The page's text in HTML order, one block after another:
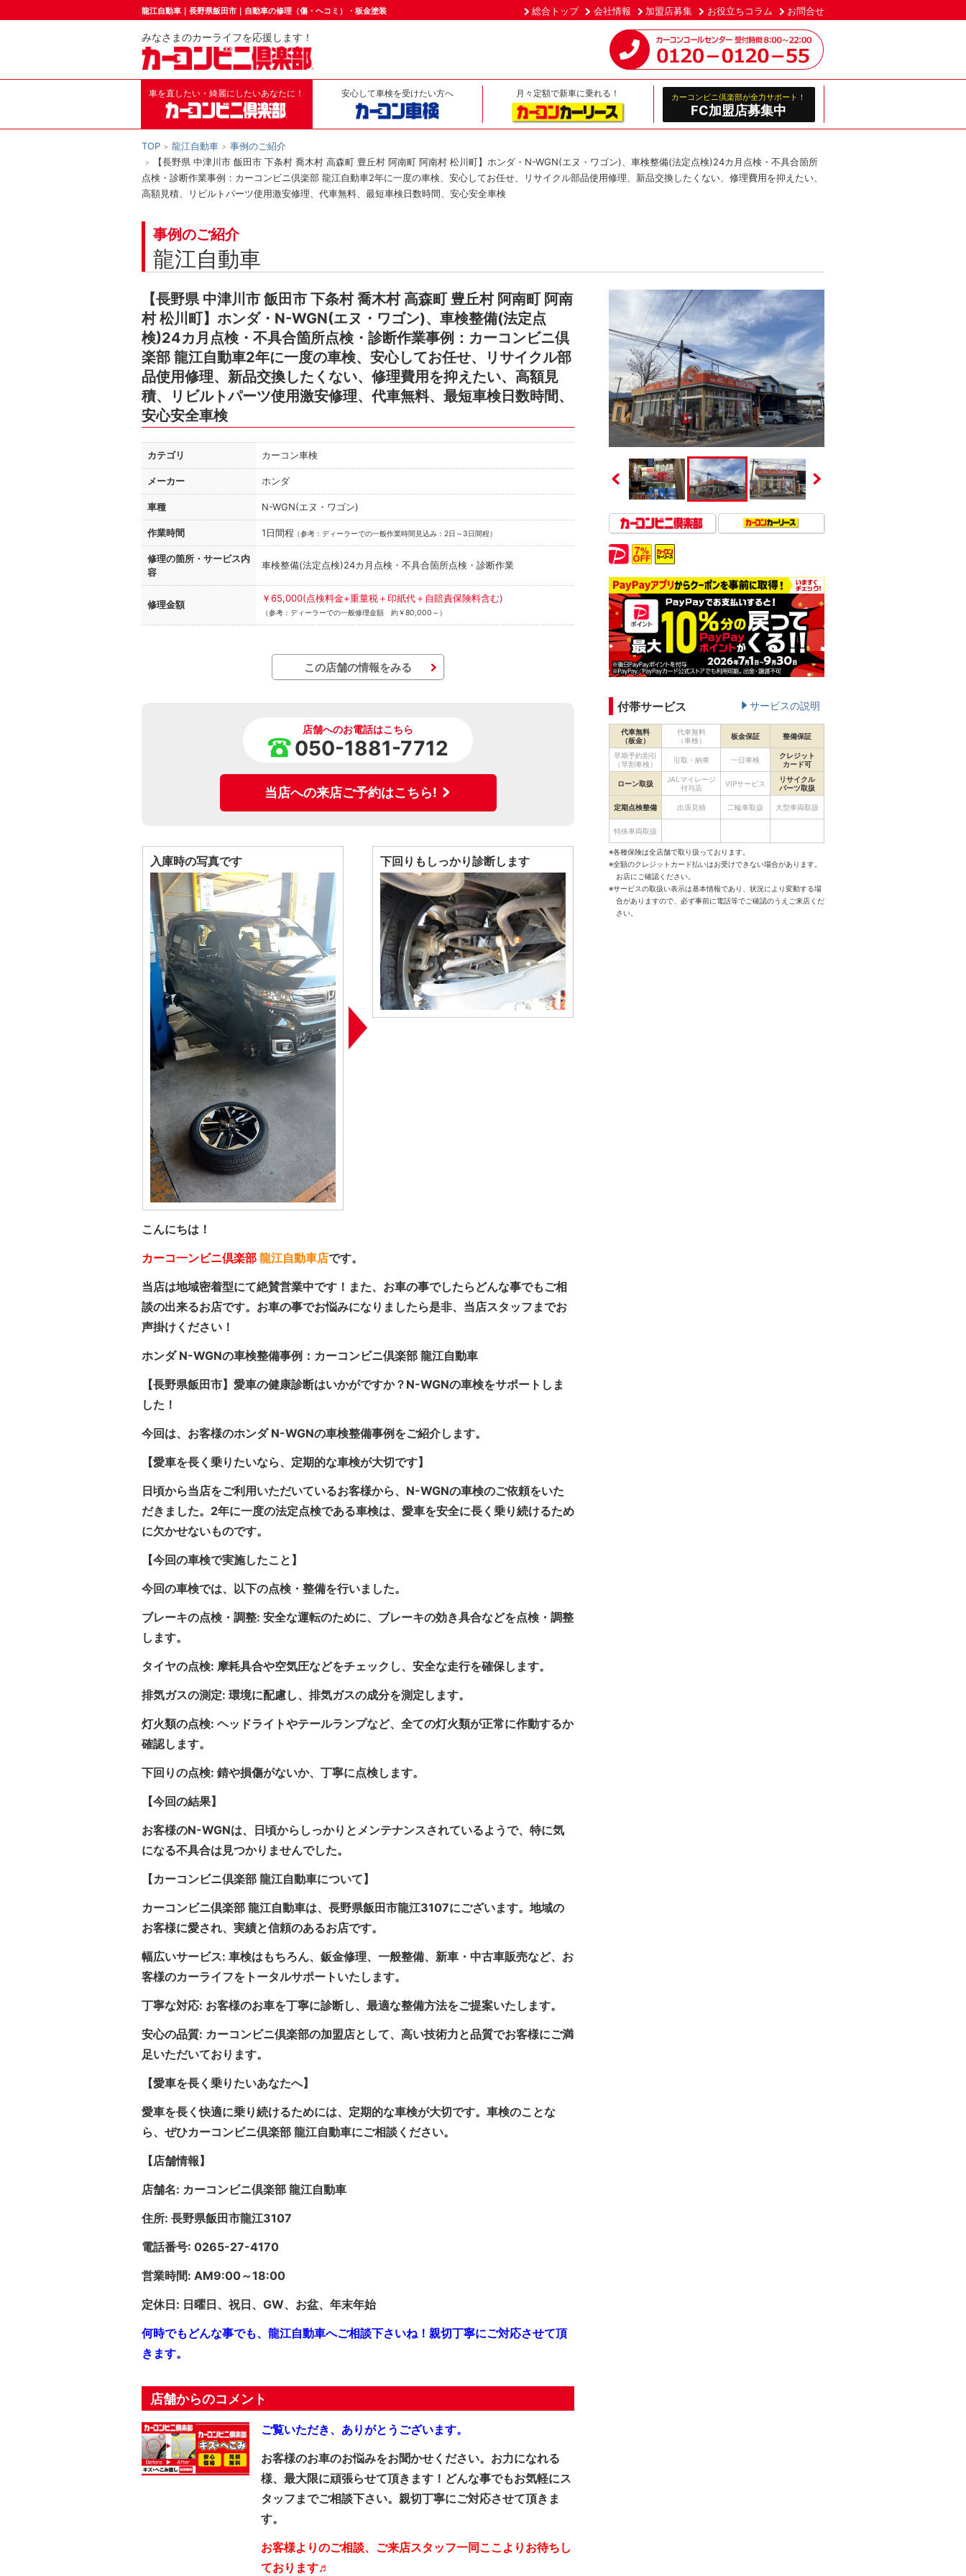
龍江自動車｜長野県飯田市｜自動車の修理（傷・ヘコミ）・板金塗装 総合トップ 会社情報 加盟店募集 お役立ちコラム お問合せ
みなさまのカーライフを応援します！
車を直したい・綺麗にしたいあなたに！ 安心して車検を受けたい方へ 月々定額で新車に乗れる！ カーコンビニ倶楽部が全力サポート！
FC加盟店募集中
TOP 龍江自動車
事例のご紹介
【長野県 中津川市 飯田市 下条村 喬木村 高森町 豊丘村 阿南町 阿南村 松川町】ホンダ・N-WGN(エヌ・ワゴン)、車検整備(法定点検)24カ月点検・不具合箇所
点検・診断作業事例：カーコンビニ倶楽部 龍江自動車2年に一度の車検、安心してお任せ、リサイクル部品使用修理、新品交換したくない、修理費用を抑えたい、
高額見積、リビルトパーツ使用激安修理、代車無料、最短車検日数時間、安心安全車検
事例のご紹介
龍江自動車
【長野県 中津川市 飯田市 下条村 喬木村 高森町 豊丘村 阿南町 阿南
村 松川町】ホンダ・N-WGN(エヌ・ワゴン)、車検整備(法定点
検)24カ月点検・不具合箇所点検・診断作業事例：カーコンビニ倶
楽部 龍江自動車2年に一度の車検、安心してお任せ、リサイクル部
品使用修理、新品交換したくない、修理費用を抑えたい、高額見
積、リビルトパーツ使用激安修理、代車無料、最短車検日数時間、
安心安全車検
カテゴリ カーコン車検
メーカー ホンダ
車種 N-WGN(エヌ・ワゴン)
作業時間 1日間程（参考：ディーラーでの一般作業時間見込み：2日～3日間程）
修理の箇所・ サービス内
容
車検整備(法定点検)24カ月点検・不具合箇所点検・診断作業
修理金額
￥65,000(点検料金+重量税＋印紙代＋自賠責保険料含む)
（参考：ディーラーでの一般修理金額 約￥80,000～）
この店舗の情報をみる
店舗へのお電話はこちら
050-1881-7712
当店への来店ご予約はこちら!
入庫時の写真です 下回りもしっかり診断します
こんにちは！
カーコ一ンビニ倶楽部 龍江自動車店です。
当店は地域密着型にて絶賛営業中です！また、お車の事でしたらどんな事でもご相
談の出来るお店です。お車の事でお悩みになりましたら是非、当店スタッフまでお
声掛けください！
ホンダ N-WGNの車検整備事例：カーコンビニ倶楽部 龍江自動車
【長野県飯田市】愛車の健康診断はいかがですか？N-WGNの車検をサポートしま
した！
今回は、お客様のホンダ N-WGNの車検整備事例をご紹介します。
【愛車を長く乗りたいなら、定期的な車検が大切です】
日頃から当店をご利用いただいているお客様から、N-WGNの車検のご依頼をいた
だきました。2年に一度の法定点検である車検は、愛車を安全に長く乗り続けるため
に欠かせないものです。
【今回の車検で実施したこと】
今回の車検では、以下の点検・整備を行いました。
ブレーキの点検・調整: 安全な運転のために、ブレーキの効き具合などを点検・調整
します。
タイヤの点検: 摩耗具合や空気圧などをチェックし、安全な走行を確保します。
排気ガスの測定: 環境に配慮し、排気ガスの成分を測定します。
灯火類の点検: ヘッドライトやテールランプなど、全ての灯火類が正常に作動するか
確認します。
下回りの点検: 錆や損傷がないか、丁寧に点検します。
【今回の結果】
お客様のN-WGNは、日頃からしっかりとメンテナンスされているようで、特に気
になる不具合は見つかりませんでした。
【カーコンビニ倶楽部 龍江自動車について】
カーコンビニ倶楽部 龍江自動車は、長野県飯田市龍江3107にございます。地域の
お客様に愛され、実績と信頼のあるお店です。
幅広いサービス: 車検はもちろん、鈑金修理、一般整備、新車・中古車販売など、お
客様のカーライフをトータルサポートいたします。
丁寧な対応: お客様のお車を丁寧に診断し、最適な整備方法をご提案いたします。
安心の品質: カーコンビニ倶楽部の加盟店として、高い技術力と品質でお客様にご満
足いただいております。
【愛車を長く乗りたいあなたへ】
愛車を長く快適に乗り続けるためには、定期的な車検が大切です。車検のことな
ら、ぜひカーコンビニ倶楽部 龍江自動車にご相談ください。
【店舗情報】
店舗名: カーコンビニ倶楽部 龍江自動車
住所: 長野県飯田市龍江3107
電話番号: 0265-27-4170
営業時間: AM9:00～18:00
定休日: 日曜日、祝日、GW、お盆、年末年始
何時でもどんな事でも、龍江自動車へご相談下さいね！親切丁寧にご対応させて頂
きます。
店舗からのコメント
ご覧いただき、ありがとうございます。
お客様のお車のお悩みをお聞かせください。お力になれる
様、最大限に頑張らせて頂きます！どんな事でもお気軽にス
タッフまでご相談下さい。親切丁寧にご対応させて頂きま
す。
お客様よりのご相談、ご来店スタッフ一同ここよりお待ちし
ております♬
付帯サービス サービスの説明
代車無料
（板金）
代車無料
（車検）
板金保証 整備保証
早期予約割引
（早割車検）
引取・納車 一日車検
クレジット
カード可
ローン取扱
JALマイレージ
付与店
VIPサービス
リサイクル
パーツ取扱
定期点検整備 出張見積 二輪車取扱 大型車両取扱
特殊車両取扱
※各種保険は全店舗で取り扱っております。
※全額のクレジットカード払いはお受けできない場合があります。
お店にご確認ください。
※サービスの取扱い表示は基本情報であり、状況により変動する場
合がありますので、必ず事前に電話等でご確認のうえご来店くだ
さい。